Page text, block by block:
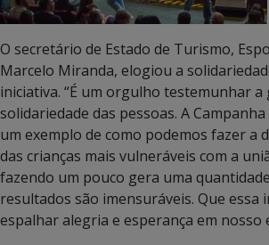
O secretário de Estado de Turismo,
Marcelo Miranda, elogiou a
iniciativa. “É um orgulho testemunhar a
solidariedade das pessoas. A Campanha
um exemplo de como podemos fazer a
das crianças mais vulneráveis com a
fazendo um pouco gera uma
resultados são imensuráveis. Que essa
espalhar alegria e esperança em nosso